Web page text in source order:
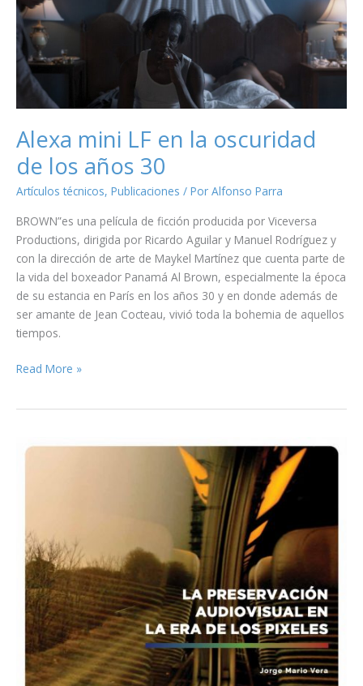
Alexa mini LF en la oscuridad
de los años 30
Artículos técnicos, Publicaciones / Por Alfonso Parra
BROWN”es una película de ficción producida por Viceversa
Productions, dirigida por Ricardo Aguilar y Manuel Rodríguez y
con la dirección de arte de Maykel Martínez que cuenta parte de
la vida del boxeador Panamá Al Brown, especialmente la época
de su estancia en París en los años 30 y en donde además de
ser amante de Jean Cocteau, vivió toda la bohemia de aquellos
tiempos.
Alexa
LF
30
Read More »